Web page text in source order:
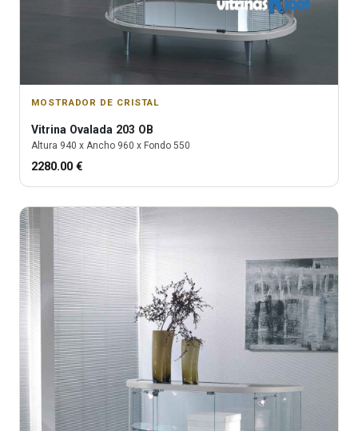
MOSTRADOR DE CRISTAL
Vitrina Ovalada 203 OB
Altura 940 x Ancho 960 x Fondo 550
2280.00 €